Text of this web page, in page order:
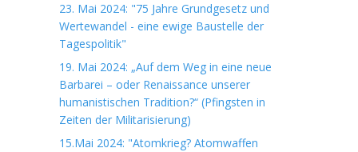
23. Mai 2024: "75 Jahre Grundgesetz und
Wertewandel - eine ewige Baustelle der
Tagespolitik"
19. Mai 2024: „Auf dem Weg in eine neue
Barbarei – oder Renaissance unserer
humanistischen Tradition?“ (Pfingsten in
Zeiten der Militarisierung)
15.Mai 2024: "Atomkrieg? Atomwaffen